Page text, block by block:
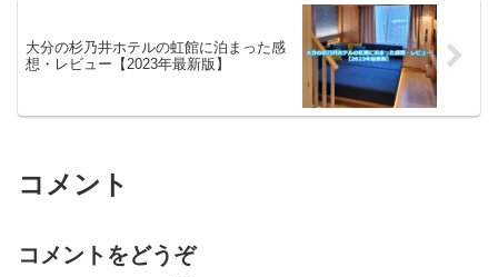
大分の杉乃井ホテルの虹館に泊まった感
想・レビュー【2023年最新版】
コメント
コメントをどうぞ